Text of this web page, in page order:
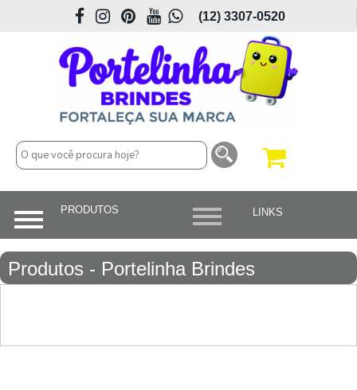
(12) 3307-0520
Produtos - Portelinha Brindes